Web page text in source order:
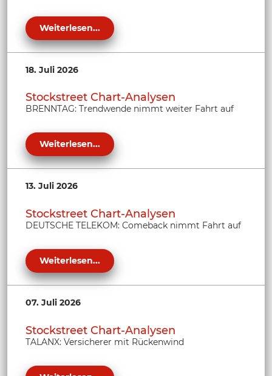
Weiterlesen...
18. Juli 2026
Stockstreet Chart-Analysen
BRENNTAG: Trendwende nimmt weiter Fahrt auf
Weiterlesen...
13. Juli 2026
Stockstreet Chart-Analysen
DEUTSCHE TELEKOM: Comeback nimmt Fahrt auf
Weiterlesen...
07. Juli 2026
Stockstreet Chart-Analysen
TALANX: Versicherer mit Rückenwind